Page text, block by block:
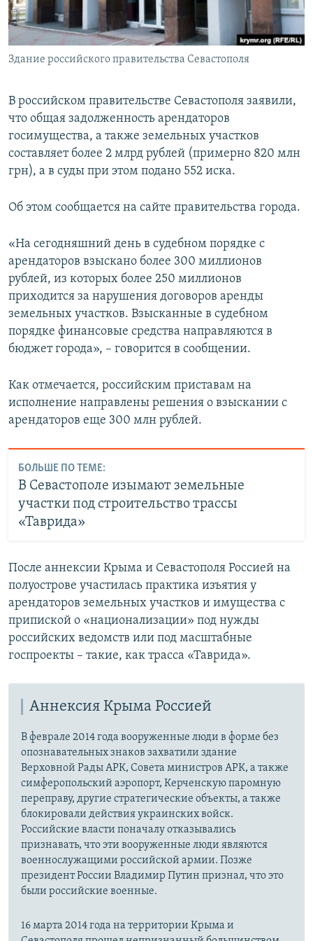
ПОБЕДИТЕЛЕЙ НЕ СУДЯТ?
КРЫМ.НЕПОКОРЕННЫЙ
ELIFBE
ПРИСОЕДИНЯЙТЕСЬ!
Все сайты RFE/RL
Здание российского правительства Севастополя
В российском правительстве Севастополя заявили,
что общая задолженность арендаторов
госимущества, а также земельных участков
составляет более 2 млрд рублей (примерно 820 млн
грн), а в суды при этом подано 552 иска.
Об этом сообщается на сайте правительства города.
«На сегодняшний день в судебном порядке с
арендаторов взыскано более 300 миллионов
рублей, из которых более 250 миллионов
приходится за нарушения договоров аренды
земельных участков. Взысканные в судебном
порядке финансовые средства направляются в
бюджет города», – говорится в сообщении.
Как отмечается, российским приставам на
исполнение направлены решения о взыскании с
арендаторов еще 300 млн рублей.
БОЛЬШЕ ПО ТЕМЕ:
В Севастополе изымают земельные
участки под строительство трассы
«Таврида»
После аннексии Крыма и Севастополя Россией на
полуострове участилась практика изъятия у
арендаторов земельных участков и имущества с
припиской о «национализации» под нужды
российских ведомств или под масштабные
госпроекты – такие, как трасса «Таврида».
Аннексия Крыма Россией
В феврале 2014 года вооруженные люди в форме без
опознавательных знаков захватили здание
Верховной Рады АРК, Совета министров АРК, а также
симферопольский аэропорт, Керченскую паромную
переправу, другие стратегические объекты, а также
блокировали действия украинских войск.
Российские власти поначалу отказывались
признавать, что эти вооруженные люди являются
военнослужащими российской армии. Позже
президент России Владимир Путин признал, что это
были российские военные.
16 марта 2014 года на территории Крыма и